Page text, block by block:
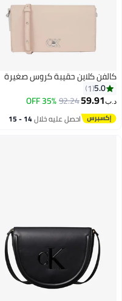
كالفن كلاين حقيبة كروس صغيرة
5.0
1
د.ب‏59.91
92.24
35% OFF
احصل عليه خلال 14 - 15